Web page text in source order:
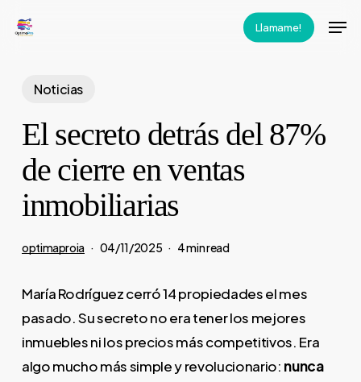
content
Llamame!
Noticias
El secreto detrás del 87%
de cierre en ventas
inmobiliarias
optimaproia 04/11/2025 4 min read
María Rodríguez cerró 14 propiedades el mes
pasado. Su secreto no era tener los mejores
inmuebles ni los precios más competitivos. Era
algo mucho más simple y revolucionario: nunca